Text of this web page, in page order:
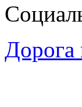
Дорога